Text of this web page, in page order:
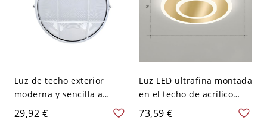
Luz de techo exterior
moderna y sencilla a
prueba de agua y óxido
29,92 €
Luz LED ultrafina montada
en el techo de acrílico
nórdico dorado cepillado
73,59 €